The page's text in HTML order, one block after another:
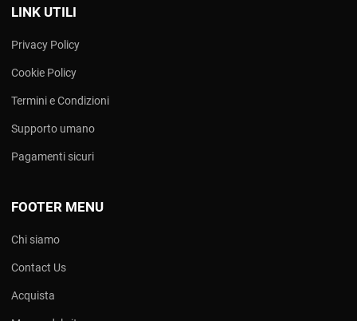
LINK UTILI
Privacy Policy
Cookie Policy
Termini e Condizioni
Supporto umano
Pagamenti sicuri
FOOTER MENU
Chi siamo
Contact Us
Acquista